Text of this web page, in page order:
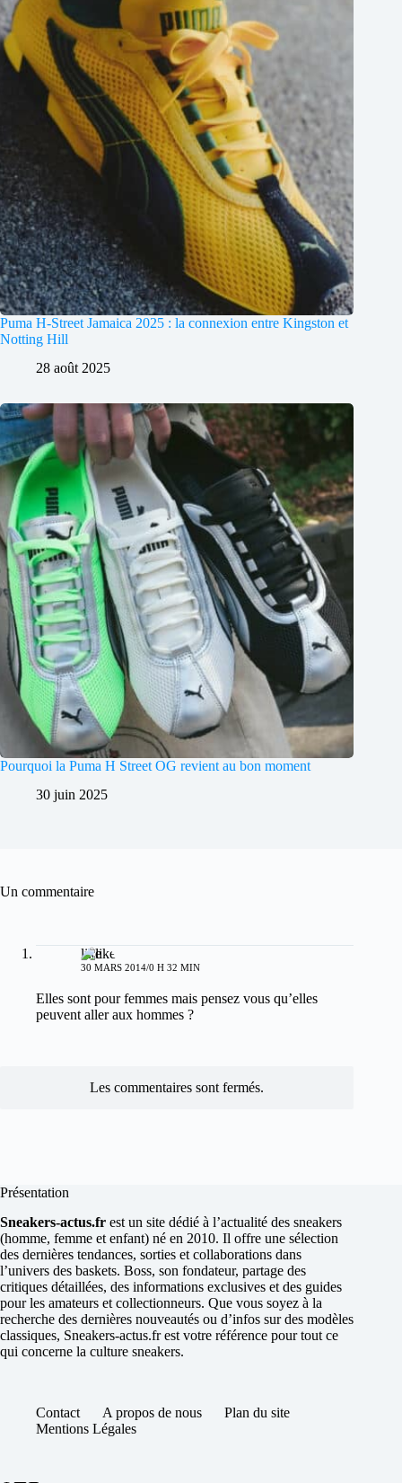
Puma H-Street Jamaica 2025 : la connexion entre Kingston et
Notting Hill
28 août 2025
Pourquoi la Puma H Street OG revient au bon moment
30 juin 2025
Un commentaire
like
30 MARS 2014/0 H 32 MIN
Elles sont pour femmes mais pensez vous qu’elles
peuvent aller aux hommes ?
Les commentaires sont fermés.
Présentation
Sneakers-actus.fr est un site dédié à l’actualité des sneakers
(homme, femme et enfant) né en 2010. Il offre une sélection
des dernières tendances, sorties et collaborations dans
l’univers des baskets. Boss, son fondateur, partage des
critiques détaillées, des informations exclusives et des guides
pour les amateurs et collectionneurs. Que vous soyez à la
recherche des dernières nouveautés ou d’infos sur des modèles
classiques, Sneakers-actus.fr est votre référence pour tout ce
qui concerne la culture sneakers.
Contact A propos de nous
Plan du site
Mentions Légales